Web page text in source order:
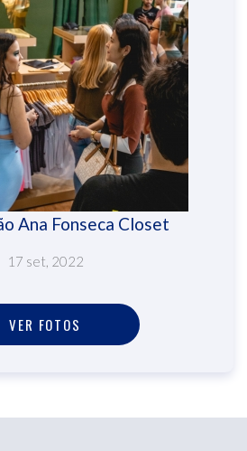
Ana Fonseca Closet
17 set, 2022
VER FOTOS